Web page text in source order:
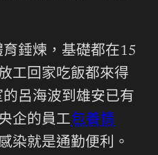
錘煉，基礎都在15
工回家吃飯都來得
呂海波到雄安已有
企的員工包養情
染就是通勤便利。